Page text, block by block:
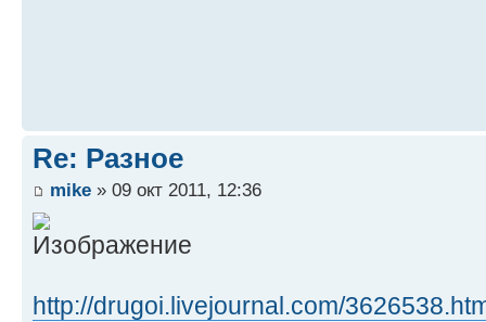
Re: Разное
mike » 09 окт 2011, 12:36
http://drugoi.livejournal.com/